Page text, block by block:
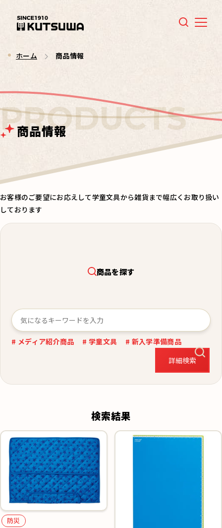
Menu
ホーム 商品情報
商品情報
お客様のご要望にお応えして学童文具から雑貨まで幅広くお取り扱い
しております
商品を探す
詳細検索
# メディア紹介商品 # 学童文具 # 新入学準備商品
検索結果
防災